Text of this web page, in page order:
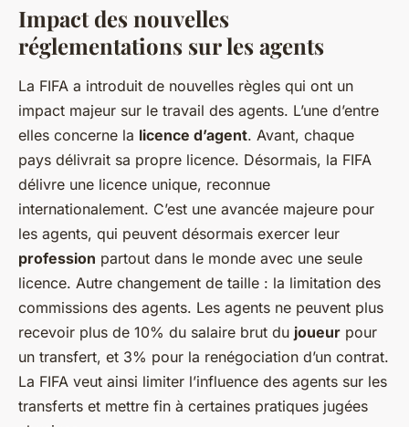
Impact des nouvelles
réglementations sur les agents
La FIFA a introduit de nouvelles règles qui ont un
impact majeur sur le travail des agents. L’une d’entre
elles concerne la licence d’agent. Avant, chaque
pays délivrait sa propre licence. Désormais, la FIFA
délivre une licence unique, reconnue
internationalement. C’est une avancée majeure pour
les agents, qui peuvent désormais exercer leur
profession partout dans le monde avec une seule
licence. Autre changement de taille : la limitation des
commissions des agents. Les agents ne peuvent plus
recevoir plus de 10% du salaire brut du joueur pour
un transfert, et 3% pour la renégociation d’un contrat.
La FIFA veut ainsi limiter l’influence des agents sur les
transferts et mettre fin à certaines pratiques jugées